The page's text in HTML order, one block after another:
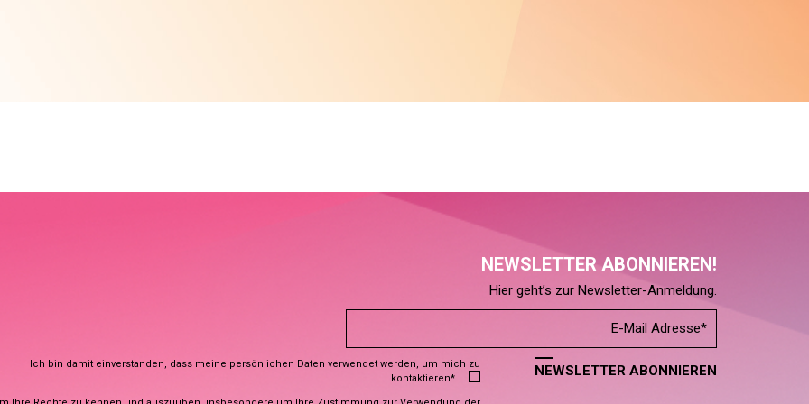
NEWSLETTER ABONNIEREN!
Hier geht’s zur Newsletter-Anmeldung.
Ich bin damit einverstanden, dass meine persönlichen Daten verwendet werden, um mich zu
kontaktieren*.
NEWSLETTER ABONNIEREN